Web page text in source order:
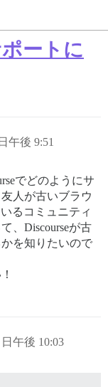
ートに
午後 9:51
でどのようにサ
人が古いブラウ
るコミュニティ
、Discourseが古
を知りたいので
午後 10:03